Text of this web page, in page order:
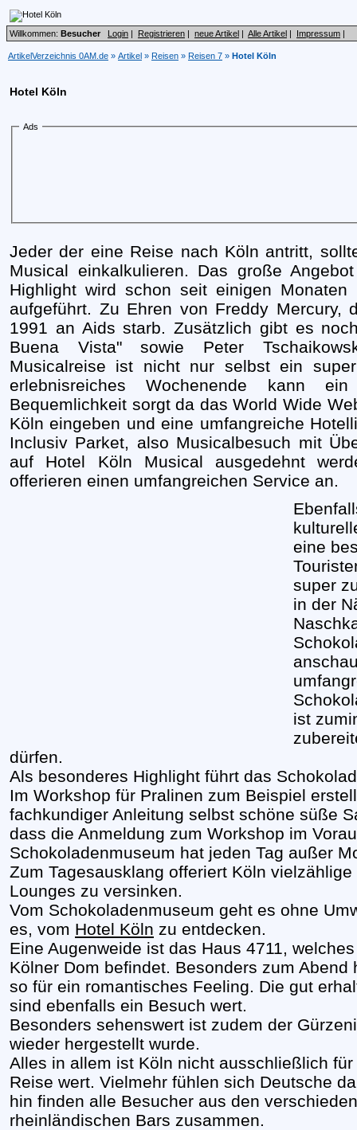
Willkommen: Besucher Login | Registrieren | neue Artikel | Alle Artikel | Impressum |
ArtikelVerzeichnis 0AM.de » Artikel » Reisen » Reisen 7 » Hotel Köln
Hotel Köln
Ads
Jeder der eine Reise nach Köln antritt,
Musical einkalkulieren. Das große
Highlight wird schon seit einigen
aufgeführt. Zu Ehren von Freddy Mercury,
1991 an Aids starb. Zusätzlich gibt es
Buena Vista" sowie Peter
Musicalreise ist nicht nur selbst ein
erlebnisreiches Wochenende kann
Bequemlichkeit sorgt da das World Wide
Köln eingeben und eine umfangreiche
Inclusiv Parket, also Musicalbesuch mit
auf Hotel Köln Musical ausgedehnt
offerieren einen umfangreichen Service an.
eine
super
in der
ist
dürfen.
Als besonderes Highlight führt das
Im Workshop für Pralinen zum Beispiel
fachkundiger Anleitung selbst schöne süße
dass die Anmeldung zum Workshop im
Schokoladenmuseum hat jeden Tag außer
Zum Tagesausklang offeriert Köln
Lounges zu versinken.
Vom Schokoladenmuseum geht es ohne
es, vom Hotel Köln zu entdecken.
Eine Augenweide ist das Haus 4711,
Kölner Dom befindet. Besonders zum
so für ein romantisches Feeling. Die gut
sind ebenfalls ein Besuch wert.
Besonders sehenswert ist zudem der
wieder hergestellt wurde.
Alles in allem ist Köln nicht ausschließlich
Reise wert. Vielmehr fühlen sich Deutsche
hin finden alle Besucher aus den
rheinländischen Bars zusammen.